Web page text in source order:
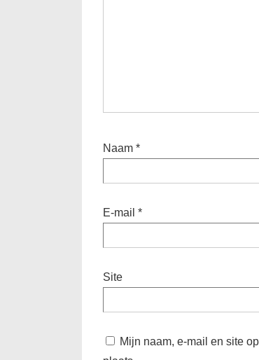
Naam *
E-mail *
Site
Mijn naam, e-mail en site